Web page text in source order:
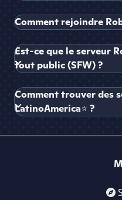
Comment rejoindre
Est-ce que le serveur
tout public (SFW) ?
Comment trouver des
LatinoAmerica⭐ ?